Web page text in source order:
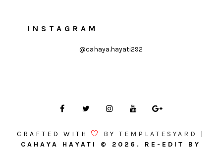
KISAH KEHIDUPAN
LELAKI
PRODUCT REVIEW PUDING QOUTE
REVIEW SOLEHAH TIPS
INSTAGRAM
@cahaya.hayati292
CRAFTED WITH BYTEMPLATESYARD
|
CAHAYA HAYATI © 2026. RE-EDIT BY